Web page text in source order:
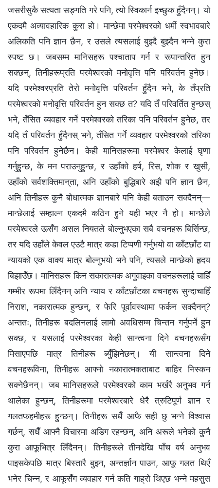
जसरीसुकै सत्यता सङ्गति गरे पनि, त्यो स्विकार्न इच्छुक हुँदैनन्। यो
एकदमै अव्यावहारिक कुरा हो। मान्छेमा परमेश्‍वरको धर्मी स्वभावबारे
अलिकति पनि ज्ञान छैन, र उसले त्यसलाई बुझ्दै बुझ्दैन भन्‍ने कुरा
स्पष्ट छ। जबसम्म मानिसहरू पश्चाताप गर्न र रूपान्तरित हुन
सक्छन्, तिनीहरूप्रति परमेश्‍वरको मनोवृत्ति पनि परिवर्तन हुनेछ।
यदि परमेश्‍वरप्रति तेरो मनोवृत्ति परिवर्तन हुँदैन भने, के तँप्रति
परमेश्‍वरको मनोवृत्ति परिवर्तन हुन सक्छ त? यदि तँ परिवर्तित हुन्छस्
भने, तँसित व्यवहार गर्ने परमेश्‍वरको तरिका पनि परिवर्तन हुनेछ, तर
यदि तँ परिवर्तन हुँदैनस् भने, तँसित गर्ने व्यवहार परमेश्‍वरको तरिका
पनि परिवर्तन हुनेछैन। केही मानिसहरूमा परमेश्‍वर केलाई घृणा
गर्नुहुन्छ, के मन पराउनुहुन्छ, र उहाँको हर्ष, रिस, शोक र खुसी,
उहाँको सर्वशक्तिमान्‌ता, अनि उहाँको बुद्धिबारे अझै पनि ज्ञान छैन,
अनि तिनीहरू कुनै बोधात्मक ज्ञानबारे पनि केही बताउन सक्दैनन्—
मान्छेलाई सम्हाल्न एकदमै कठिन हुने यही भएर नै हो। मान्छेले
परमेश्‍वरले ऊसँग असल नियतले बोल्नुभएका सबै वचनहरू बिर्सिन्छ,
तर यदि उहाँले केवल एउटै मात्र कडा टिप्पणी गर्नुभयो वा काँटछाँट वा
न्यायको एक वाक्य मात्र बोल्नुभयो भने पनि, त्यसले मान्छेको हृदय
बिझाउँछ। मानिसहरू किन सकारात्मक अगुवाइका वचनहरूलाई चाहिँ
गम्भीर रूपमा लिँदैनन् अनि न्याय र काँटछाँटका वचनहरू सुन्दाचाहिँ
निराश, नकारात्मक हुन्छन्, र फेरि पूर्वावस्थामा फर्कन सक्दैनन्?
अन्ततः, तिनीहरू बदलिनलाई लामो अवधिसम्म चिन्तन गर्नुपर्ने हुन
सक्छ, र यसलाई परमेश्‍वरका केही सान्त्वना दिने वचनहरूसँग
मिसाएपछि मात्र तिनीहरू ब्युँझिनेछन्। यी सान्त्वना दिने
वचनहरूविना, तिनीहरू आफ्नो नकारात्मकताबाट बाहिर निस्कन
सक्नेछैनन्। जब मानिसहरूले परमेश्‍वरको काम भर्खरै अनुभव गर्न
थालेका हुन्छन्, तिनीहरूमा परमेश्‍वरबारे धेरै त्रुटिपूर्ण ज्ञान र
गलतफहमीहरू हुन्छन्। तिनीहरू सधैँ आफै सही छु भन्‍ने विश्‍वास
गर्छन्, सधैँ आफ्नै विचारमा अडिग रहन्छन्, अनि अरूले भनेको कुनै
कुरा आफूभित्र लिँदैनन्। तिनीहरूले तीनदेखि पाँच वर्ष अनुभव
पाइसकेपछि मात्र बिस्तारै बुझ्न, अन्तर्ज्ञान पाउन, आफू गलत थिएँ
भनेर चिन्न, र आफूसँग व्यवहार गर्न कति गाह्रो थिएछ भन्‍ने महसुस